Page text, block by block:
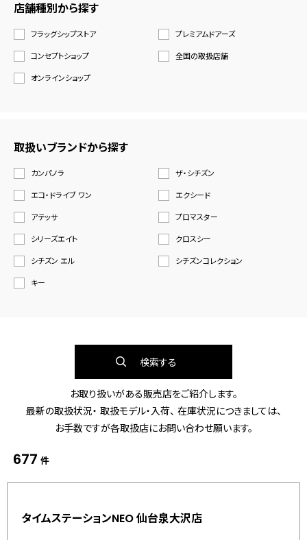
店舗種別から探す
フラッグシップストア
プレミアムドアーズ
コンセプトショップ
全国の取扱店舗
オンラインショップ
取扱いブランドから探す
カンパノラ
ザ・シチズン
エコ・ドライブ ワン
エクシード
アテッサ
プロマスター
シリーズエイト
クロスシー
シチズン エル
シチズンコレクション
キー
検索する
お取り扱いがある販売店をご紹介します。
最新の取扱状況・ 取扱モデル・入荷、 在庫状況につきましては、
お手数ですが各取扱店にお問い合わせ願います。
677 件
タイムステーションNEO 仙台泉大沢店